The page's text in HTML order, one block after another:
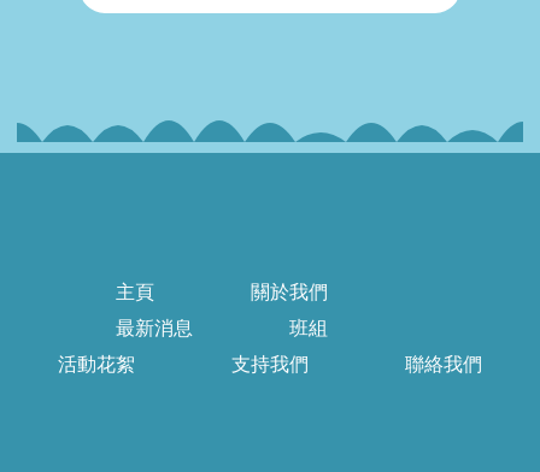
主頁
關於我們
最新消息
班組
活動花絮
支持我們 聯絡我們